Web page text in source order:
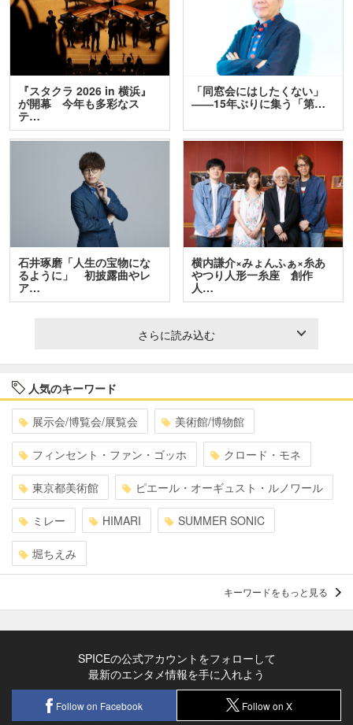
『スタクラ 2026 in 横浜』
が開幕 今年も多彩なス
テ…
「同窓会にはしたくない」
――15年ぶりに集う「第…
石井琢磨「人生の宝物にな
るように」 初披露曲やレ
ア…
横内謙介×みょんふぁ×糸あ
やつり人形一糸座 創作
人…
さらに読み込む
人気のキーワード
展示会/博覧会/展覧会 美術館/博物館
フィンセント・ファン・ゴッホ クロード・モネ
東京都美術館 ピエール・オーギュスト・ルノワール
ミレー HIMARI SUMMER SONIC
堀ちえみ
キーワードをもっと見る
SPICEの公式アカウントをフォローして
最新のエンタメ情報を手に入れよう
Follow on Facebook Follow on X